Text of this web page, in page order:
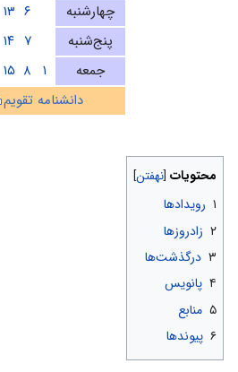
چهارشنبه
۶ ۱۳
پنج‌شنبه
۷ ۱۴
جمعه
۱ ۸ ۱۵
دانشنامه تقویم
محتویات
۱ رویدادها
۲ زادروزها
۳ درگذشت‌ها
۴ پانویس
۵ منابع
۶ پیوندها